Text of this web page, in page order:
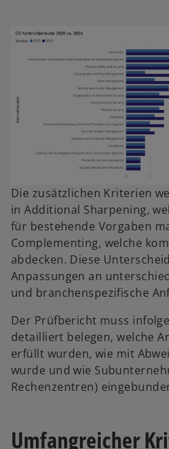
Die zusätzlichen Kriterien
in Additional Sharpening,
für bestehende Vorgaben
Complementing, welche
abdecken. Diese
Anpassungen an
und branchenspezifische
Der Prüfbericht muss
detailliert belegen, welche
erfüllt wurden, wie mit
wurde und wie
Rechenzentren)
Umfangreicher